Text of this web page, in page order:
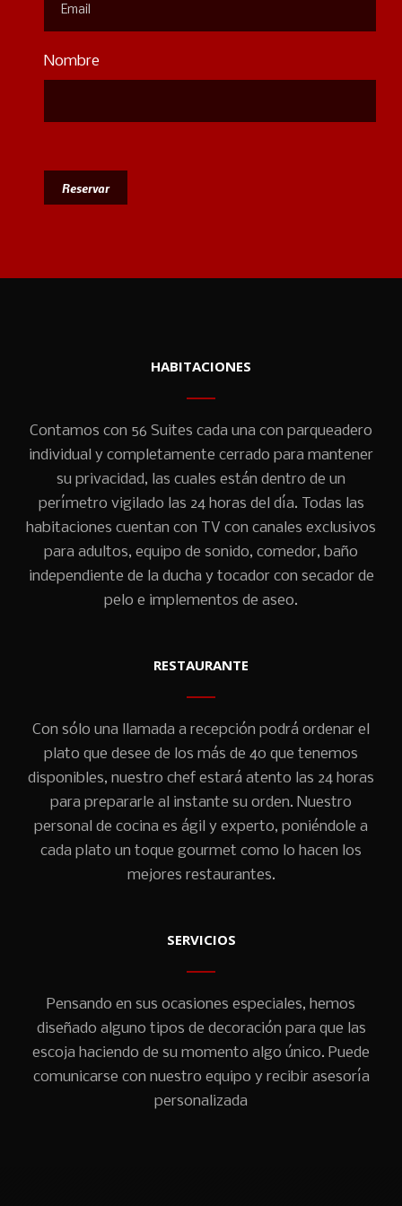
Nombre
HABITACIONES
Contamos con 56 Suites cada una con parqueadero
individual y completamente cerrado para mantener
su privacidad, las cuales están dentro de un
perímetro vigilado las 24 horas del día. Todas las
habitaciones cuentan con TV con canales exclusivos
para adultos, equipo de sonido, comedor, baño
independiente de la ducha y tocador con secador de
pelo e implementos de aseo.
RESTAURANTE
Con sólo una llamada a recepción podrá ordenar el
plato que desee de los más de 40 que tenemos
disponibles, nuestro chef estará atento las 24 horas
para prepararle al instante su orden. Nuestro
personal de cocina es ágil y experto, poniéndole a
cada plato un toque gourmet como lo hacen los
mejores restaurantes.
SERVICIOS
Pensando en sus ocasiones especiales, hemos
diseñado alguno tipos de decoración para que las
escoja haciendo de su momento algo único. Puede
comunicarse con nuestro equipo y recibir asesoría
personalizada